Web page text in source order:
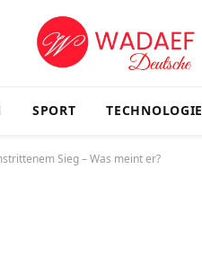
SPORT TECHNOLOGIE
Sieg – Was meint er?